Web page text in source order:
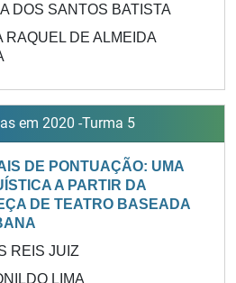
DOS SANTOS BATISTA
RAQUEL DE ALMEIDA
em 2020 -Turma 5
DE PONTUAÇÃO: UMA
A PARTIR DA
DE TEATRO BASEADA
REIS JUIZ
LIMA